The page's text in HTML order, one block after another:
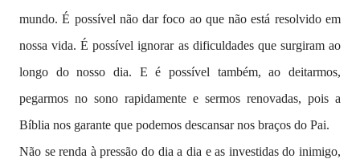
mundo. É possível não dar foco ao que não está resolvido em
nossa vida. É possível ignorar as dificuldades que surgiram ao
longo do nosso dia. E é possível também, ao deitarmos,
pegarmos no sono rapidamente e sermos renovadas, pois a
Bíblia nos garante que podemos descansar nos braços do Pai.
Não se renda à pressão do dia a dia e as investidas do inimigo,